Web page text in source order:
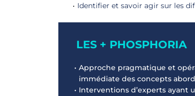
Identifier et savoir agir sur les
LES + PHOSPHORIA
Approche pragmatique et
immédiate des concepts
Interventions d’experts ayant